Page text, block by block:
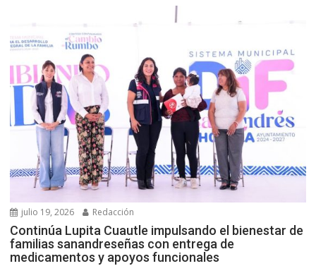
julio 19, 2026 Redacción
Continúa Lupita Cuautle impulsando el bienestar de
familias sanandreseñas con entrega de
medicamentos y apoyos funcionales